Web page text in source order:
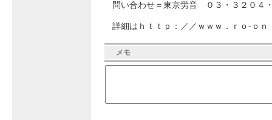
問い合わせ＝東京労音 ０３・３２０４
詳細はｈｔｔｐ：／／ｗｗｗ．ｒｏ‐ｏｎ
メモ